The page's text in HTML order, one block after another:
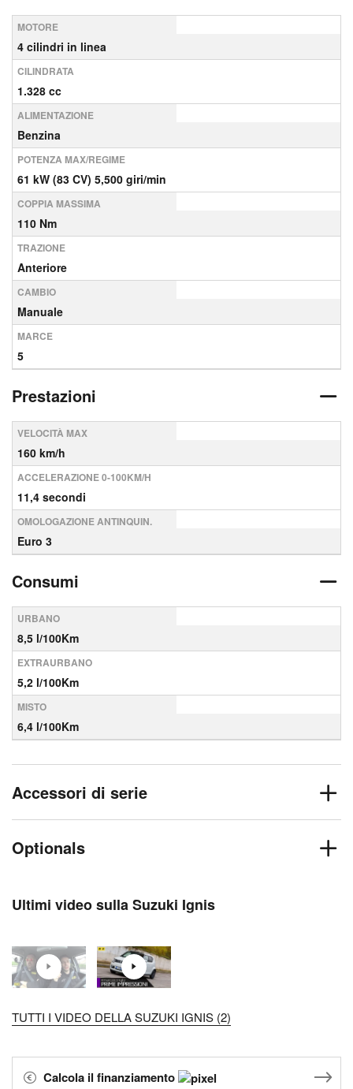
MOTORE
4 cilindri in linea
CILINDRATA
1.328 cc
ALIMENTAZIONE
Benzina
POTENZA MAX/REGIME
61 kW (83 CV) 5,500 giri/min
COPPIA MASSIMA
110 Nm
TRAZIONE
Anteriore
CAMBIO
Manuale
MARCE
5
Prestazioni
VELOCITÀ MAX
160 km/h
ACCELERAZIONE 0-100KM/H
11,4 secondi
OMOLOGAZIONE ANTINQUIN.
Euro 3
Consumi
URBANO
8,5 l/100Km
EXTRAURBANO
5,2 l/100Km
MISTO
6,4 l/100Km
Accessori di serie
Optionals
Ultimi video sulla Suzuki Ignis
TUTTI I VIDEO DELLA SUZUKI IGNIS (2)
Calcola il finanziamento